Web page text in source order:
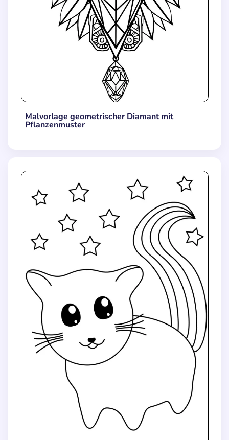
Malvorlage geometrischer Diamant mit
Pflanzenmuster